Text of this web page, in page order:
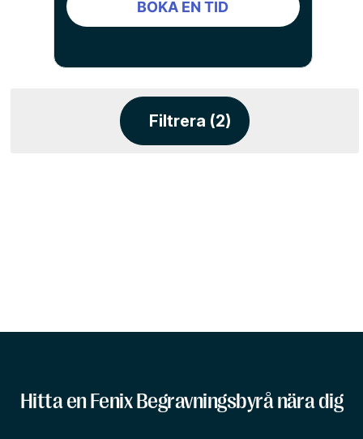
BOKA EN TID
Filtrera (2)
Hitta en Fenix Begravningsbyrå nära dig